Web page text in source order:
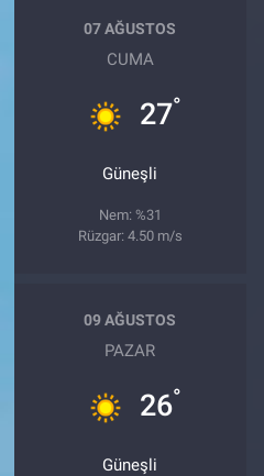
07 AĞUSTOS
CUMA
27°
Güneşli
Nem: %31
Rüzgar: 4.50 m/s
09 AĞUSTOS
PAZAR
26°
Güneşli